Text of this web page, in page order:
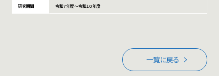
研究期間 令和７年度～令和１０年度
一覧に戻る